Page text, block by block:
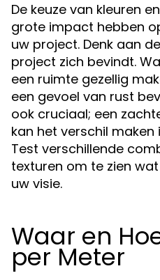
De keuze van kleuren
grote impact hebben
uw project. Denk aan
project zich bevindt.
een ruimte gezellig
een gevoel van rust
ook cruciaal; een
kan het verschil maken
Test verschillende
texturen om te zien
uw visie.
Waar en
per Meter